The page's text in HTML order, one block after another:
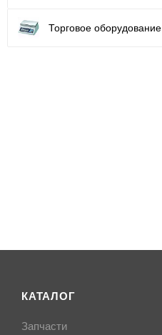
Торговое оборудование
КАТАЛОГ
Запчасти